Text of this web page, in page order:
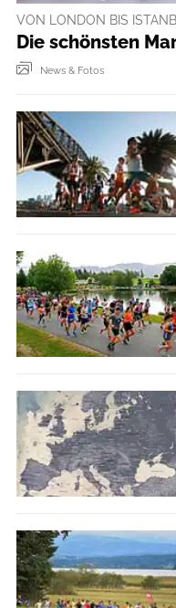
VON LONDON BIS
Die schönsten
News & Fotos